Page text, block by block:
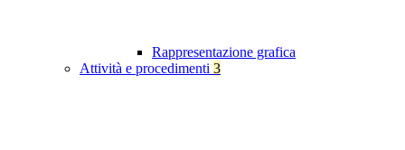
Rappresentazione grafica
Attività e procedimenti 3